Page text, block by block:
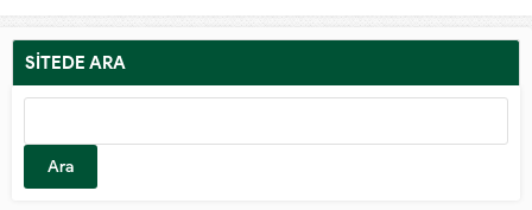
SİTEDE ARA